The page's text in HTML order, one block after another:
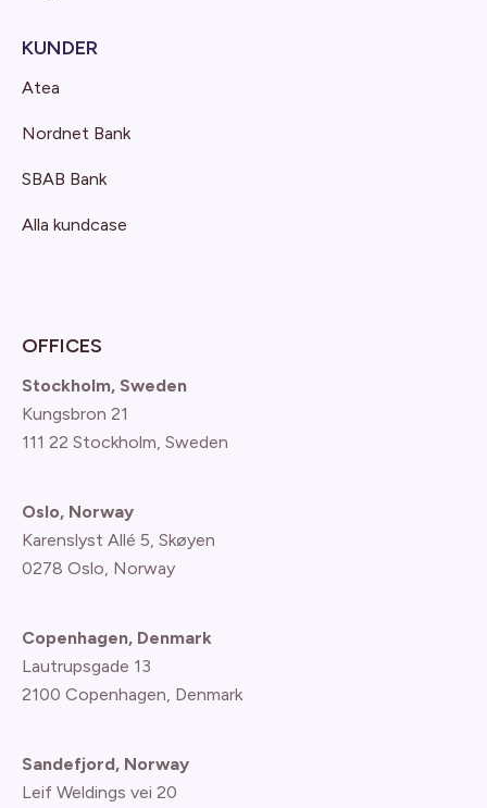
KUNDER
Atea
Nordnet Bank
SBAB Bank
Alla kundcase
OFFICES
Stockholm, Sweden
Kungsbron 21
111 22 Stockholm, Sweden
Oslo, Norway
Karenslyst Allé 5, Skøyen
0278 Oslo, Norway
Copenhagen, Denmark
Lautrupsgade 13
2100 Copenhagen, Denmark
Sandefjord, Norway
Leif Weldings vei 20